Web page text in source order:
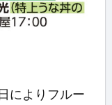
によりフルー